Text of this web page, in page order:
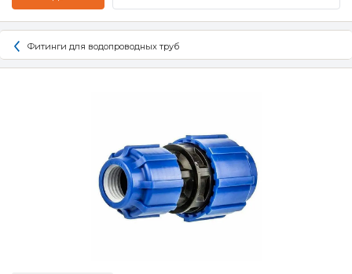
Фитинги для водопроводных труб